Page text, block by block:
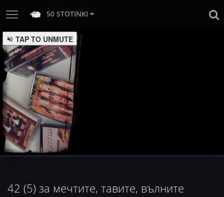
50 STOTINKI
TAP TO UNMUTE
Unmute Loaded:
0%
Progress:
0%
42 (5) за мечтите, тавите, вълните